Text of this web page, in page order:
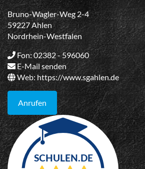
Bruno-Wagler-Weg 2-4
59227 Ahlen
Nordrhein-Westfalen
Fon: 02382 - 596060
E-Mail senden
Web: https://www.sgahlen.de
Anrufen